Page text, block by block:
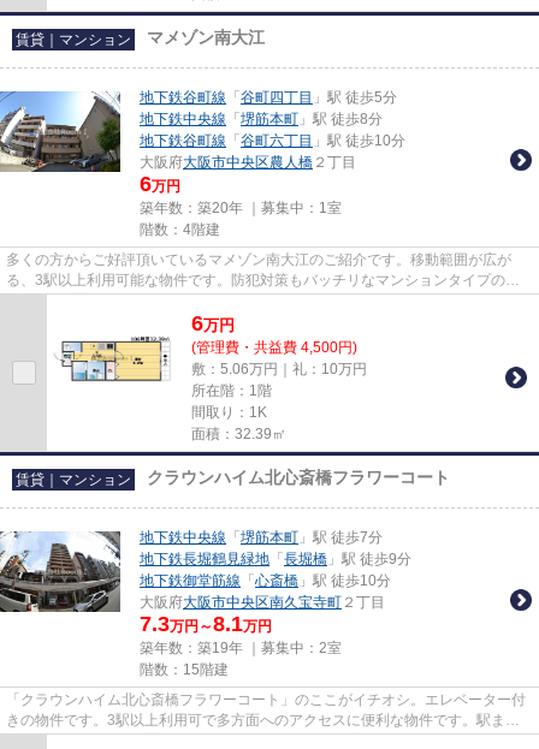
賃貸｜マンション マメゾン南大江
地下鉄谷町線 「 谷町四丁目 」駅 徒歩5分
地下鉄中央線 「 堺筋本町 」駅 徒歩8分
地下鉄谷町線 「 谷町六丁目 」駅 徒歩10分
大阪府大阪市中央区農人橋 ２丁目
6万円
築年数：築20年 ｜募集中： 1室
階数：4階建
多くの方からご好評頂いているマメゾン南大江のご紹介です。移動範囲が広が
る、3駅以上利用可能な物件です。防犯対策もバッチリなマンションタイプの物
6万円
(管理費・共益費 4,500円)
敷：5.06万円｜礼：10万円
所在階：1階
間取り：1K
面積：32.39㎡
賃貸｜マンション クラウンハイム北心斎橋フラワーコート
地下鉄中央線 「 堺筋本町 」駅 徒歩7分
地下鉄長堀鶴見緑地 「 長堀橋 」駅 徒歩9分
地下鉄御堂筋線 「 心斎橋 」駅 徒歩10分
大阪府大阪市中央区南久宝寺町 ２丁目
7.3万円～8.1万円
築年数：築19年 ｜募集中： 2室
階数：15階建
「クラウンハイム北心斎橋フラワーコート」のここがイチオシ。エレベーター付
きの物件です。3駅以上利用可で多方面へのアクセスに便利な物件です。駅まで